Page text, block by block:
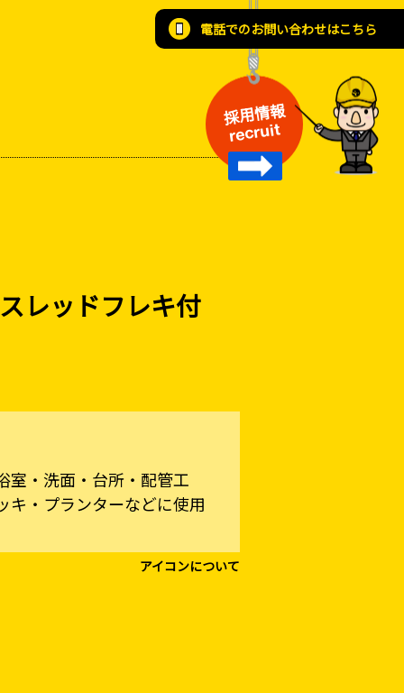
採用情報
recruit
電話でのお問い合わせはこちら
レッドフレキ付
室・洗面・台所・配管工
キ・プランターなどに使用
アイコンについて